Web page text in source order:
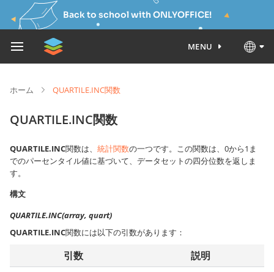
Back to school with ONLYOFFICE!
MENU
ホーム QUARTILE.INC関数
QUARTILE.INC関数
QUARTILE.INC関数は、 統計関数の一つです。この関数は、0から1ま
でのパーセンタイル値に基づいて、データセットの四分位数を返しま
す。
構文
QUARTILE.INC(array, quart)
QUARTILE.INC関数には以下の引数があります：
引数 説明